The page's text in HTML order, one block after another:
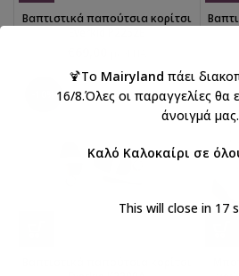
Βαπτιστικά παπούτσια κορίτσι
🍹Το Mairyland πάει
16/8.Όλες οι παραγγελίες θα
άνοιγμά μας.
Καλό Καλοκαίρι σε
This will close in 17